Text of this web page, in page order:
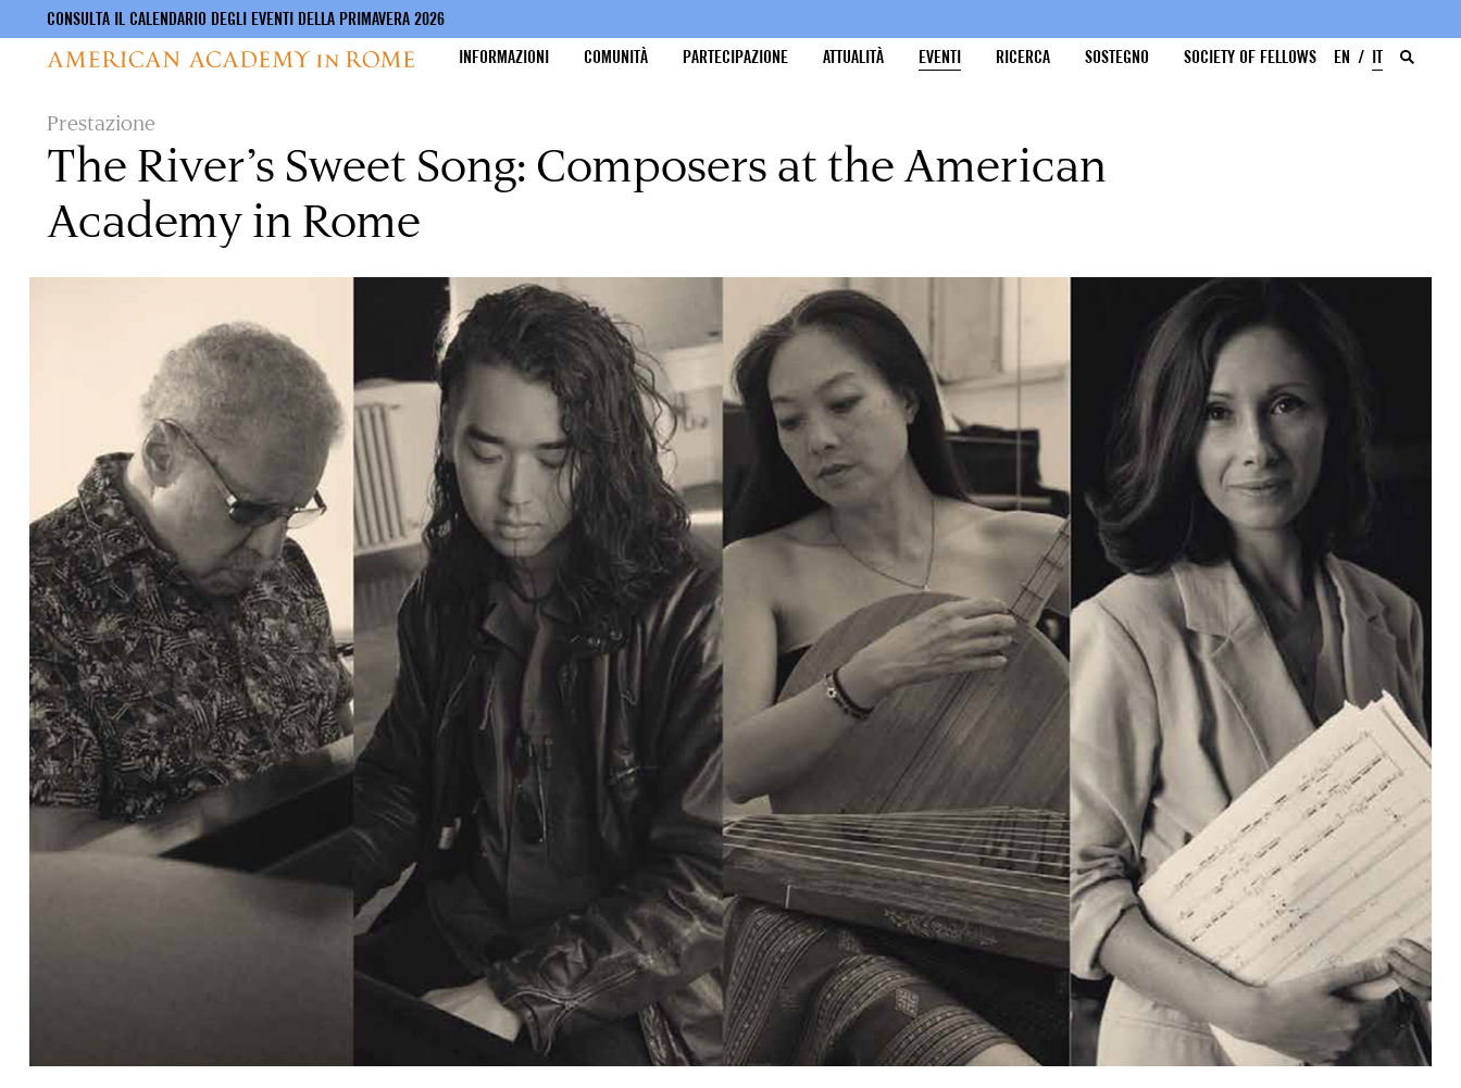
contenuto
principale
CONSULTA IL CALENDARIO DEGLI EVENTI DELLA PRIMAVERA 2026
INFORMAZIONI
COMUNITÀ PARTECIPAZIONE ATTUALITÀ EVENTI RICERCA SOSTEGNO SOCIETY OF FELLOWS EN IT
Prestazione
The River’s Sweet Song: Composers at the American
Academy in Rome